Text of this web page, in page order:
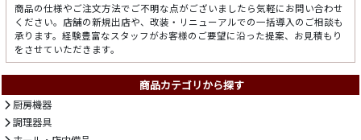
商品の仕様やご注文方法でご不明な点がございましたら気軽にお問い合わせ
ください。店舗の新規出店や、改装・リニューアルでの一括導入のご相談も
承ります。経験豊富なスタッフがお客様のご要望に沿った提案、お見積もり
をさせていただきます。
商品カテゴリから探す
厨房機器
調理器具